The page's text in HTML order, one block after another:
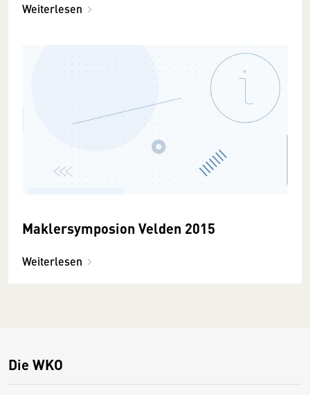
Weiterlesen
Maklersymposion Velden 2015
Weiterlesen
Die WKO